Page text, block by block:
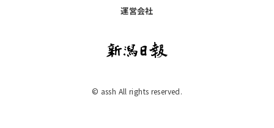
運営会社
© assh All rights reserved.